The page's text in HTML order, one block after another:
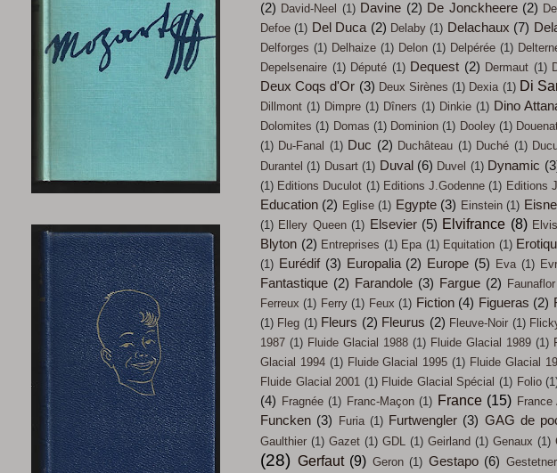
(2) David-Neel (1) Davine (2) De Jonckheere (2)
Defoe (1) Del Duca (2) Delaby (1) Delachaux (7)
Delforges (1) Delhaize (1) Delon (1) Delpérée (1)
Depelsenaire (1) Député (1) Dequest (2) Dermaut (1)
Deux Coqs d'Or (3) Deux Sirènes (1) Dexia (1) Di
Dillmont (1) Dimpre (1) Dîners (1) Dinkie (1) Dino
Dolomites (1) Domas (1) Dominion (1) Dooley (1)
(1) Du-Fanal (1) Duc (2) Duchâteau (1) Duché (1)
Durantel (1) Dusart (1) Duval (6) Duvel (1) Dynamic
(1) Editions Duculot (1) Editions J.Godenne (1) Editions
Education (2) Eglise (1) Egypte (3) Einstein (1)
(1) Ellery Queen (1) Elsevier (5) Elvifrance (8) Elvis
Blyton (2) Entreprises (1) Epa (1) Equitation (1)
(1) Eurédif (3) Europalia (2) Europe (5) Eva (1)
Fantastique (2) Farandole (3) Fargue (2) Faunaflor
Ferreux (1) Ferry (1) Feux (1) Fiction (4) Figueras (2)
(1) Fleg (1) Fleurs (2) Fleurus (2) Fleuve-Noir (1)
1987 (1) Fluide Glacial 1988 (1) Fluide Glacial 1989 (1)
Glacial 1994 (1) Fluide Glacial 1995 (1) Fluide Glacial
Fluide Glacial 2001 (1) Fluide Glacial Spécial (1) Folio
(4) Fragnée (1) Franc-Maçon (1) France (15) France
Funcken (3) Furia (1) Furtwengler (3) GAG de
Gaulthier (1) Gazet (1) GDL (1) Geirland (1) Genaux (1)
(28) Gerfaut (9) Geron (1) Gestapo (6) Gestetner